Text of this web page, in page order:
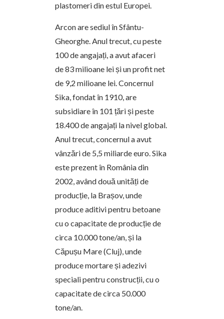
plastomeri din estul Europei.
Arcon are sediul în Sfântu-
Gheorghe. Anul trecut, cu peste
100 de angajați, a avut afaceri
de 83 milioane lei și un profit net
de 9,2 milioane lei. Concernul
Sika, fondat în 1910, are
subsidiare în 101 țări și peste
18.400 de angajați la nivel global.
Anul trecut, concernul a avut
vânzări de 5,5 miliarde euro. Sika
este prezent în România din
2002, având două unități de
producție, la Brașov, unde
produce aditivi pentru betoane
cu o capacitate de producție de
circa 10.000 tone/an, și la
Căpușu Mare (Cluj), unde
produce mortare și adezivi
speciali pentru construcții, cu o
capacitate de circa 50.000
tone/an.